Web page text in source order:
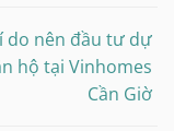
do nên đầu tư dự
hộ tại Vinhomes
Cần Giờ